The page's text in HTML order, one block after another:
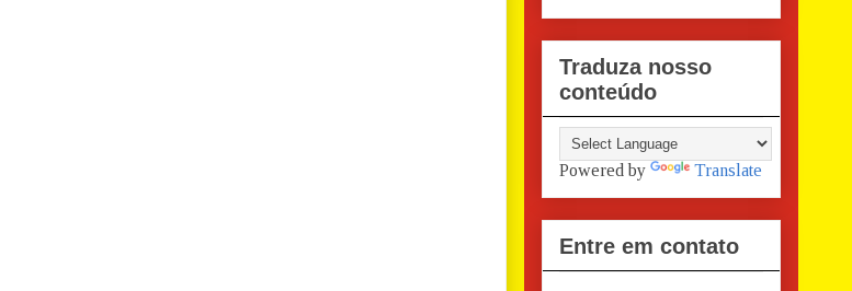
Traduza nosso
conteúdo
Powered by Translate
Entre em contato